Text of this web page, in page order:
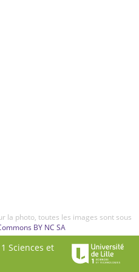
la photo, toutes les images sont sous
BY NC SA
Sciences et